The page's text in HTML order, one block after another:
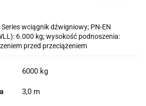
wciągnik dźwigniowy; PN-EN
6.000 kg; wysokość podnoszenia:
przed przeciążeniem
6000 kg
3,0 m